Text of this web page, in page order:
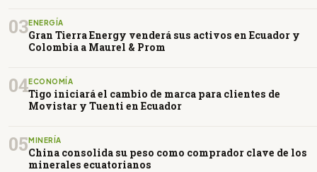
03ENERGÍA
Gran Tierra Energy venderá sus activos en Ecuador y
Colombia a Maurel & Prom
04ECONOMÍA
Tigo iniciará el cambio de marca para clientes de
Movistar y Tuenti en Ecuador
05MINERÍA
China consolida su peso como comprador clave de los
minerales ecuatorianos